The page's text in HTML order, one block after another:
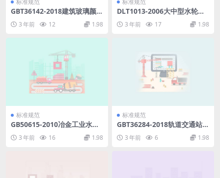
标准规范
GBT36142-2018建筑玻璃颜色
3 年前 12 1.98
标准规范
DLT1013-2006大中型水轮发
电机微机励磁调节器试验和调
整导则.pdf
3 年前 17 1.98
标准规范
GB50615-2010冶金工业水文
3 年前 16 1.98
标准规范
GBT36284-2018轨道交通站台
3 年前 6 1.98